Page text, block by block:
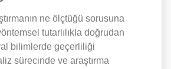
ne ölçtüğü sorusuna
tutarlılıkla doğrudan
bilimlerde geçerliliği
sürecinde ve araştırma